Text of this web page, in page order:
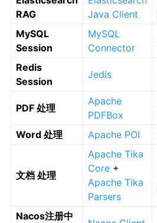
RAG
Java Client
MySQL
Session
MySQL
Connector
Redis
Session
Jedis
PDF 处理
Apache
PDFBox
Word 处理 Apache POI
文档 处理
Apache Tika
Core +
Apache Tika
Parsers
Nacos注册中